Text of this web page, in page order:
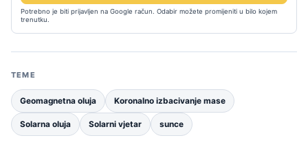
Potrebno je biti prijavljen na Google račun. Odabir možete promijeniti u bilo kojem
trenutku.
TEME
Geomagnetna oluja Koronalno izbacivanje mase
Solarna oluja Solarni vjetar sunce